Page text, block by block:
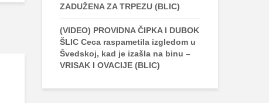
ZADUŽENA ZA TRPEZU (BLIC)
(VIDEO) PROVIDNA ČIPKA I DUBOK
ŠLIC Ceca raspametila izgledom u
Švedskoj, kad je izašla na binu –
VRISAK I OVACIJE (BLIC)